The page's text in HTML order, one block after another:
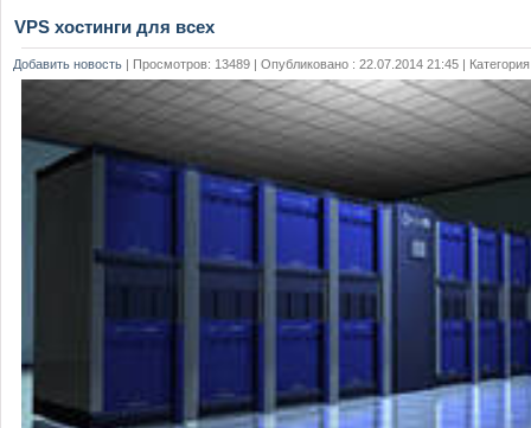
VPS хостинги для всех
Добавить новость | Просмотров: 13489 | Опубликовано : 22.07.2014 21:45 |